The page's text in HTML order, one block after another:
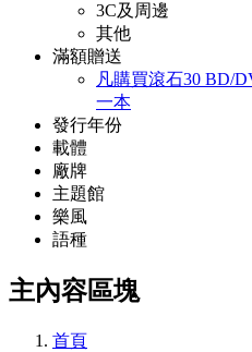
3C及周邊
其他
滿額贈送
凡購買滾石30 BD/
一本
發行年份
載體
廠牌
主題館
樂風
語種
主內容區塊
首頁